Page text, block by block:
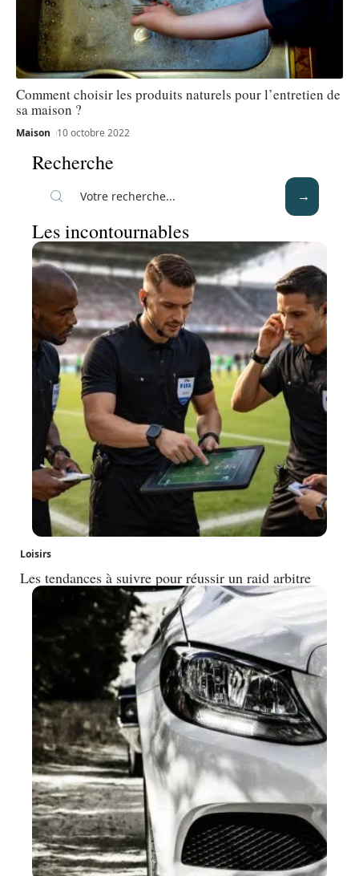
Comment choisir les produits naturels pour l’entretien de
sa maison ?
Maison 10 octobre 2022
Recherche
Les incontournables
Loisirs
Les tendances à suivre pour réussir un raid arbitre